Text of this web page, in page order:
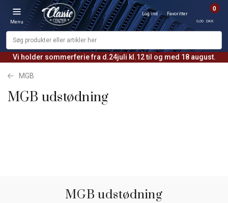
Vi holder sommerferie fra d.24juli kl.12 til og med 18 august.
Menu
Log ind Favoritter
0
0,00 DKK
MGB
MGB udstødning
MGB udstødning